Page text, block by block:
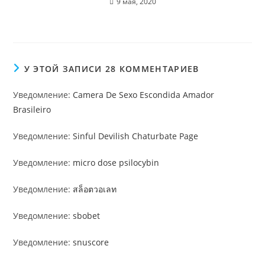
У ЭТОЙ ЗАПИСИ 28 КОММЕНТАРИЕВ
Уведомление: Camera De Sexo Escondida Amador
Brasileiro
Уведомление:Sinful Devilish Chaturbate Page
Уведомление: micro dose psilocybin​
Уведомление: สล็อตวอเลท
Уведомление:sbobet
Уведомление:snuscore